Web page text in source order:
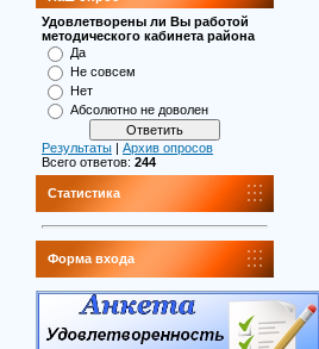
Удовлетворены ли Вы работой
методического кабинета района
Да
Не совсем
Нет
Абсолютно не доволен
Результаты
Архив опросов
Всего ответов: 244
Статистика
Форма входа